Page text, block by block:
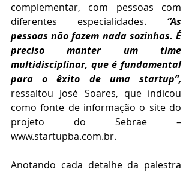
complementar, com pessoas com
diferentes especialidades. “As
pessoas não fazem nada sozinhas. É
preciso manter um time
multidisciplinar, que é fundamental
ressaltou José Soares, que indicou
como fonte de informação o site do
projeto do Sebrae –
www.startupba.com.br.
Anotando cada detalhe da palestra